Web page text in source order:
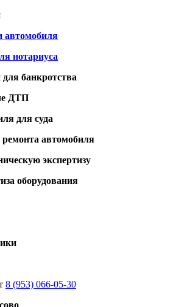
автомобиля
нотариуса
банкротства
ДТП
для суда
ремонта автомобиля
экспертизу
оборудования
8 (953) 066-05-30